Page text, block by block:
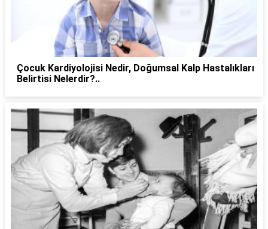
Çocuk Kardiyolojisi Nedir, Doğumsal Kalp Hastalıkları
Belirtisi Nelerdir?..